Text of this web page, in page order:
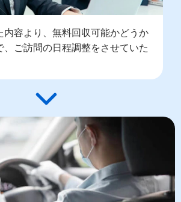
内容より、無料回収可能かどうか
、ご訪問の日程調整をさせていた